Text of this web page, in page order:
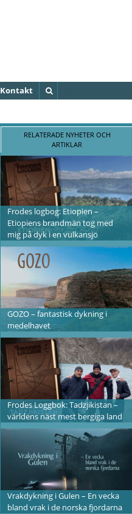
Kontakt
RELATERADE NYHETER OCH
ARTIKLAR
Frodes logbog: Etiopien –
Etiopiens brandmän tog med
mig på dyk i en vulkansjö
GOZO – fantastisk dykning i
medelhavet
Frodes Loggbok: Tadzjikistan –
världens näst mest bergiga land
Vrakdykning i Gulen – En vecka
bland vrak i de norska fjordarna